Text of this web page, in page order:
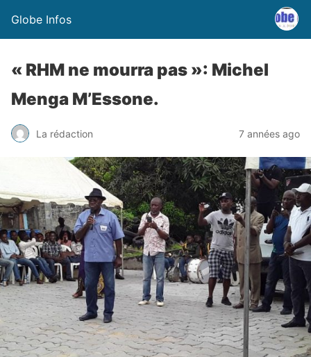
Globe Infos
« RHM ne mourra pas »: Michel
Menga M’Essone.
La rédaction 7 années ago